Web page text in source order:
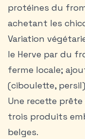
protéines du
achetant les
Variation
le Herve par du
ferme locale;
(ciboulette,
Une recette
trois produits
belges.